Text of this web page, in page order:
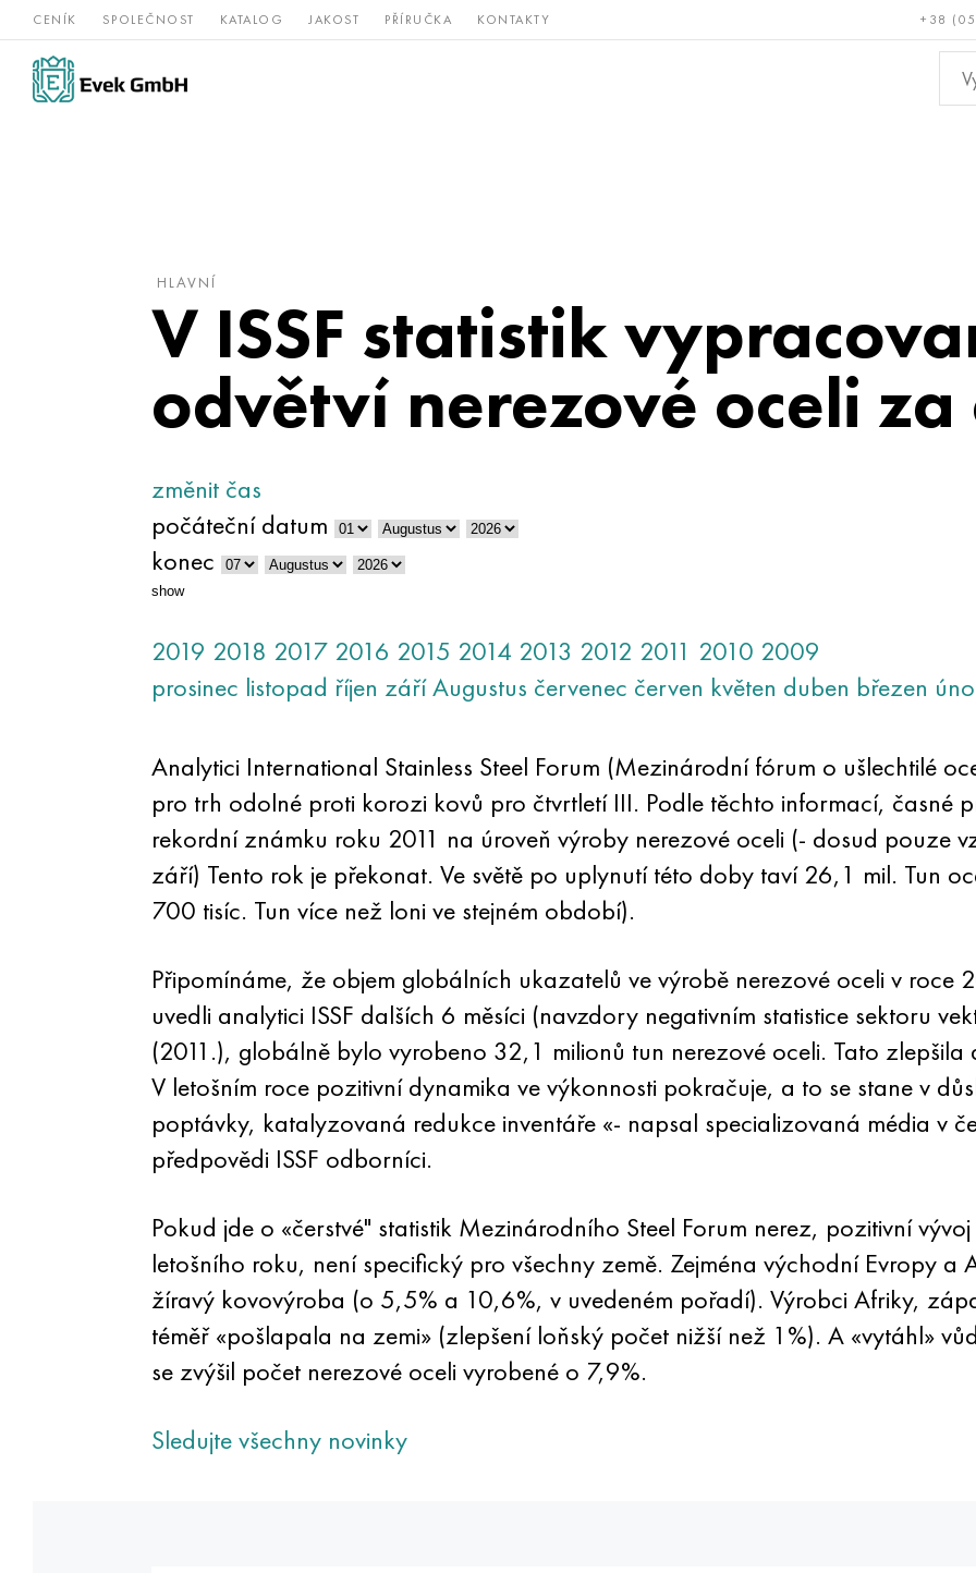
CENÍK SPOLEČNOST KATALOG JAKOST PŘÍRUČKA KONTAKTY +38
Slitiny
niklu
nerezová Vzácné a Bronz, měď,
HLAVNÍ
V ISSF statistik
odvětví nerezové oceli
změnit čas
počáteční datum
konec
show
2019 2018 2017 2016 2015 2014 2013 2012 2011 2010 2009
prosinec listopad říjen záříAugustus červenec červen květen duben březen
Analytici International Stainless Steel Forum (Mezinárodní fórum o ušlechtilé
pro trh odolné proti korozi kovů pro čtvrtletí III. Podle těchto informací, časné
rekordní známku roku 2011 na úroveň výroby nerezové oceli (- dosud pouze
září) Tento rok je překonat. Ve světě po uplynutí této doby taví 26,1 mil. Tun
700 tisíc. Tun více než loni ve stejném období).
Připomínáme, že objem globálních ukazatelů ve výrobě nerezové oceli v roce
uvedli analytici ISSF dalších 6 měsíci (navzdory negativním statistice sektoru
(2011.), globálně bylo vyrobeno 32,1 milionů tun nerezové oceli. Tato
V letošním roce pozitivní dynamika ve výkonnosti pokračuje, a to se stane v
poptávky, katalyzovaná redukce inventáře «- napsal specializovaná média v
předpovědi ISSF odborníci.
Pokud jde o «čerstvé" statistik Mezinárodního Steel Forum nerez, pozitivní
letošního roku, není specifický pro všechny země. Zejména východní Evropy a
žíravý kovovýroba (o 5,5% a 10,6%, v uvedeném pořadí). Výrobci Afriky,
téměř «pošlapala na zemi» (zlepšení loňský počet nižší než 1%). A «vytáhl»
se zvýšil počet nerezové oceli vyrobené o 7,9%.
Sledujte všechny novinky